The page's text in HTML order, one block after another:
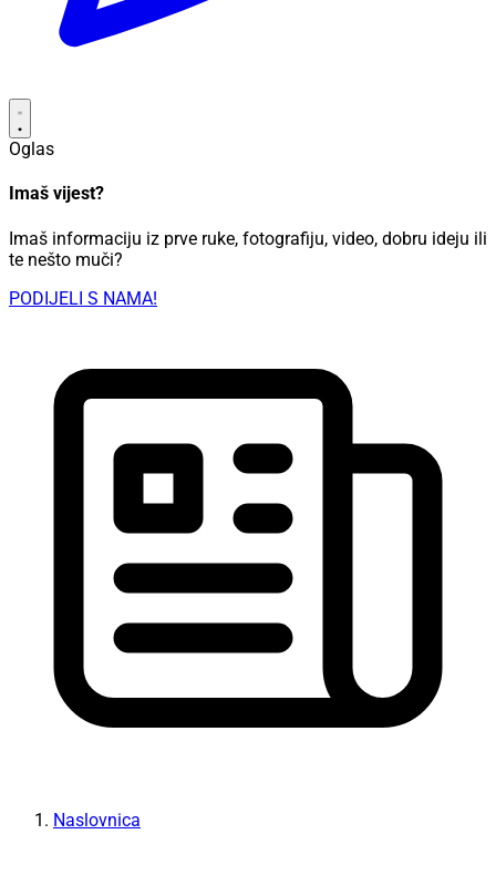
Oglas
Imaš vijest?
Imaš informaciju iz prve ruke, fotografiju, video, dobru ideju ili
te nešto muči?
PODIJELI S NAMA!
Naslovnica